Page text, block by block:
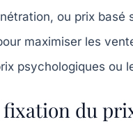
ou prix
maximiser les
psychologiques ou
du